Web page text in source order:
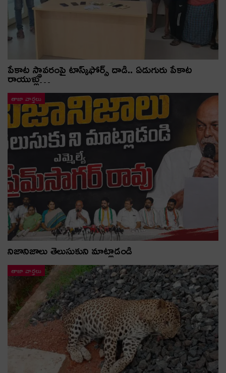
పేకాట స్థావరంపై టాస్క్‌ఫోర్స్ దాడి.. ఏడుగురు పేకాట
రాయుళ్లు…
తాజా వార్తలు
నిజానిజాలు తెలుసుకుని మాట్లాడండి
తాజా వార్తలు